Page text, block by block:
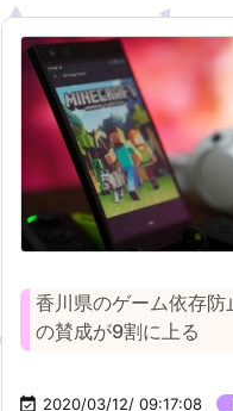
香川県のゲーム依存
の賛成が9割に上る
 2020/03/12/ 09:17:08